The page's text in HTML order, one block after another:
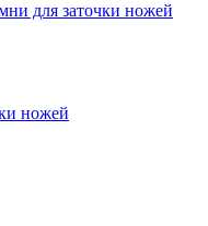
для заточки ножей
ножей